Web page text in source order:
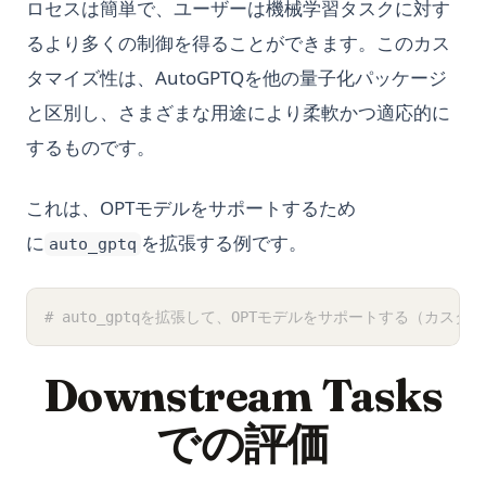
ロセスは簡単で、ユーザーは機械学習タスクに対す
るより多くの制御を得ることができます。このカス
タマイズ性は、AutoGPTQを他の量子化パッケージ
と区別し、さまざまな用途により柔軟かつ適応的に
するものです。
これは、OPTモデルをサポートするため
に auto_gptq を拡張する例です。
# auto_gptqを拡張して、OPTモデルをサポートする（カスタ
Downstream Tasks
での評価